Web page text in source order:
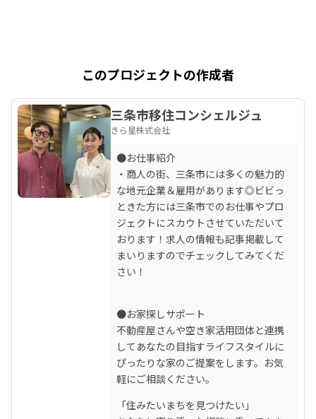
このプロジェクトの作成者
三条市移住コンシェルジュ
きら星株式会社
●お仕事紹介
・商人の街、三条市には多くの魅力的
な地元企業＆雇用があります◎ビビっ
ときた方には三条市でのお仕事やプロ
ジェクトにスカウトさせていただいて
おります！求人の情報も記事掲載して
まいりますのでチェックしてみてくだ
さい！
●お家探しサポート
不動産屋さんや空き家活用団体と連携
してあなたの目指すライフスタイルに
ぴったりな家のご提案をします。お気
軽にご相談ください。
「住みたいまちを見つけたい」